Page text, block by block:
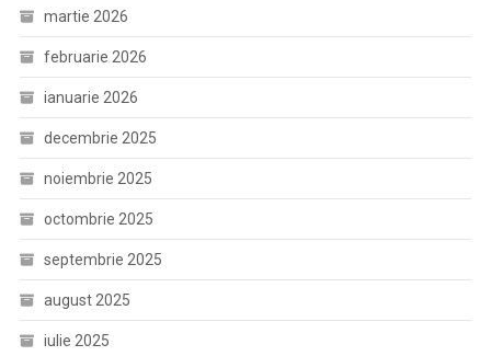
martie 2026
februarie 2026
ianuarie 2026
decembrie 2025
noiembrie 2025
octombrie 2025
septembrie 2025
august 2025
iulie 2025